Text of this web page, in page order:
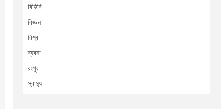
বিজিবি
বিজ্ঞান
বিশ্ব
ব্যবসা
রংপুর
স্বাস্থ্য